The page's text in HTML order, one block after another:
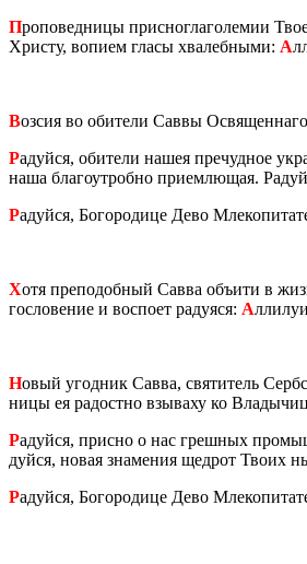
Про­по­вед­ни­цы прис­но­гла­го­ле­мии
Хри­сту, во­пи­ем гласы хва­леб­ны­ми: А
Возсия во оби­те­ли Саввы
Радуй­ся, оби­те­ли нашея пре­чуд­ное
наша бла­го­у­троб­но при­ем­лю­щая.
Радуй­ся, Бо­го­ро­ди­це Дево
Хотя пре­по­доб­ный Савва объ­и­ти в
го­сло­ве­ние и вос­по­ет ра­ду­я­ся: А
Новый угод­ник Савва, свя­ти­тель
ни­цы ея ра­дост­но взы­ва­ху ко
Радуй­ся, прис­но о нас греш­ных
дуй­ся, новая зна­ме­ния щед­рот Твоих
Радуй­ся, Бо­го­ро­ди­це Дево